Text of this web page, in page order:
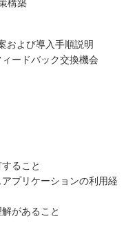
構築
および導入手順説明
ードバック交換機会
ること
プリケーションの利用経
があること